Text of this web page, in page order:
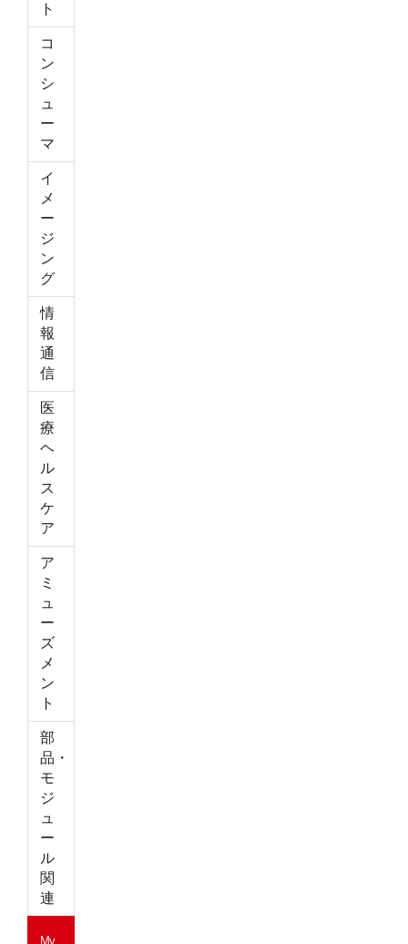
ト
コ
ン
シ
ュ
ー
マ
イ
メ
ー
ジ
ン
グ
情
報
通
信
医
療
ヘ
ル
ス
ケ
ア
ア
ミ
ュ
ー
ズ
メ
ン
ト
部
品・
モ
ジ
ュ
ー
ル
関
連
My